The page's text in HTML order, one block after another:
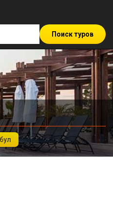
Поиск туров